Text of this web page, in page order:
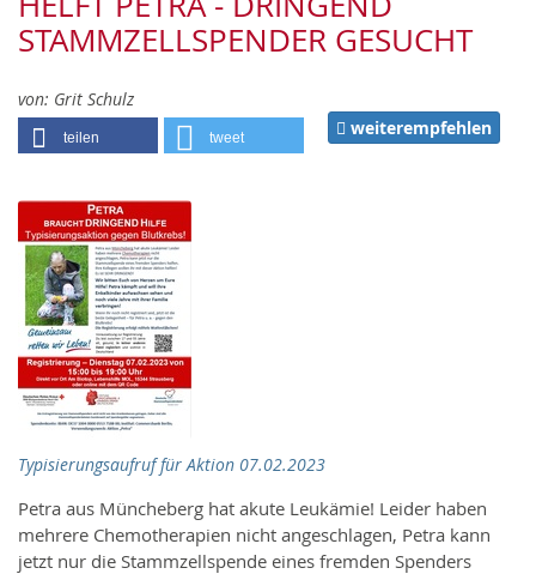
STAMMZELLSPENDER GESUCHT
von: Grit Schulz
weiterempfehlen
teilen tweet
Typisierungsaufruf für Aktion 07.02.2023
Petra aus Müncheberg hat akute Leukämie! Leider haben
mehrere Chemotherapien nicht angeschlagen, Petra kann
jetzt nur die Stammzellspende eines fremden Spenders